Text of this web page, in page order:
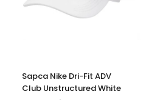
Sapca Nike Dri-Fit ADV
Club Unstructured White